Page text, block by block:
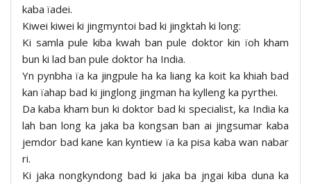
kaba ïadei.
Kiwei kiwei ki jingmyntoi bad ki jingktah ki long:
Ki samla pule kiba kwah ban pule doktor kin ïoh kham
bun ki lad ban pule doktor ha India.
Yn pynbha ïa ka jingpule ha ka liang ka koit ka khiah bad
kan ïahap bad ki jinglong jingman ha kylleng ka pyrthei.
Da kaba kham bun ki doktor bad ki specialist, ka India ka
lah ban long ka jaka ba kongsan ban ai jingsumar kaba
jemdor bad kane kan kyntiew ïa ka pisa kaba wan nabar
ri.
Ki jaka nongkyndong bad ki jaka ba jngai kiba duna ka